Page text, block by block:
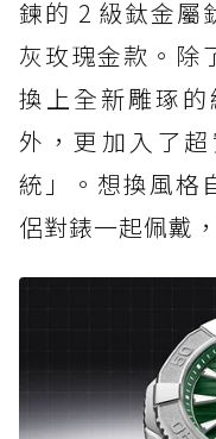
鍊的 2 級鈦金屬
灰玫瑰金款。除
換上全新雕琢的
外，更加入了
統」。想換風格
侶對錶一起佩戴